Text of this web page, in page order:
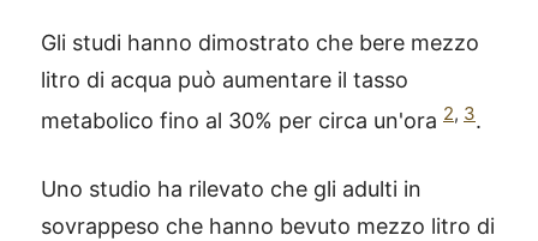
Gli studi hanno dimostrato che bere mezzo
litro di acqua può aumentare il tasso
metabolico fino al 30% per circa un'ora 2, 3.
Uno studio ha rilevato che gli adulti in
sovrappeso che hanno bevuto mezzo litro di